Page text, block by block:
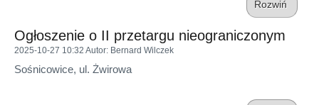
Rozwiń
Ogłoszenie o II przetargu nieograniczonym
2025-10-27 10:32 Autor: Bernard Wilczek
Sośnicowice, ul. Żwirowa